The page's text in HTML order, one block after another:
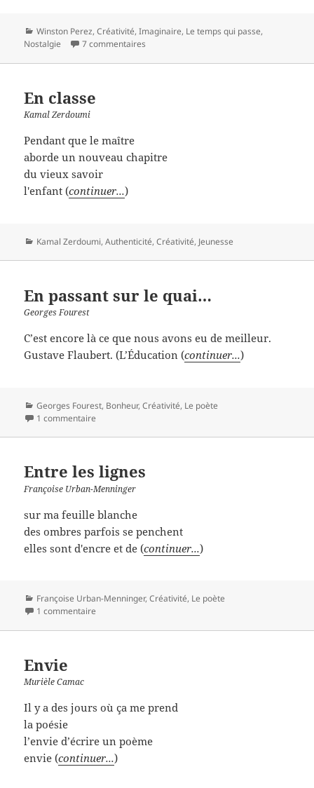
Catégories
Winston Perez,Créativité,Imaginaire, Le temps qui passe,
Nostalgie
7 commentaires
En classe
Kamal Zerdoumi
Pendant que le maître
aborde un nouveau chapitre
du vieux savoir
l'enfant (continuer...)
Catégories
Kamal Zerdoumi,Authenticité,Créativité, Jeunesse
En passant sur le quai…
Georges Fourest
C’est encore là ce que nous avons eu de meilleur.
Gustave Flaubert. (L’Éducation (continuer...)
Catégories
Georges Fourest, Bonheur,Créativité, Le poète
1 commentaire
Entre les lignes
Françoise Urban-Menninger
sur ma feuille blanche
des ombres parfois se penchent
elles sont d'encre et de (continuer...)
Catégories
Françoise Urban-Menninger,Créativité, Le poète
1 commentaire
Envie
Murièle Camac
Il y a des jours où ça me prend
la poésie
l’envie d’écrire un poème
envie (continuer...)